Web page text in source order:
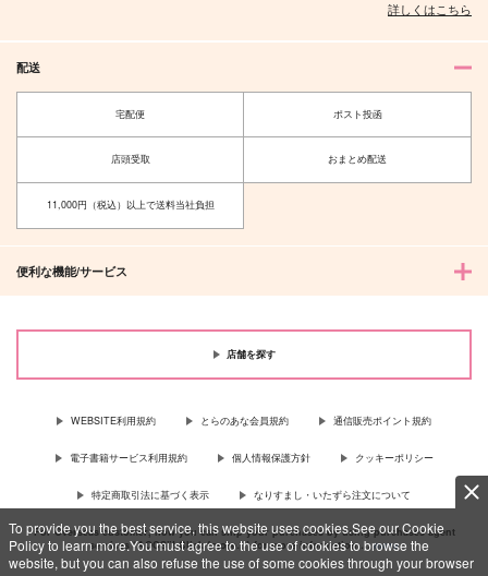
To provide you the best service, this website uses cookies.See our Cookie
Policy to learn more.You must agree to the use of cookies to browse the
website, but you can also refuse the use of some cookies through your browser
詳しくはこちら
配送
宅配便 ポスト投函
店頭受取 おまとめ配送
11,000円（税込）以上で送料当社負担
便利な機能/サービス
店舗を探す
WEBSITE利用規約 とらのあな会員規約 通信販売ポイント規約
電子書籍サービス利用規約 個人情報保護方針 クッキーポリシー
特定商取引法に基づく表示 なりすまし・いたずら注文について
For Overseas customer, now you can ship your purchases by using purchases agent
services “AOCS”! Click {more…} for more information …more